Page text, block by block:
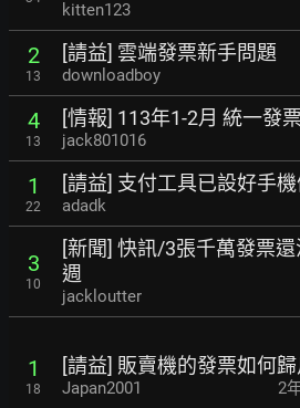
kitten123
2
13
[請益] 雲端發票新手問題
downloadboy
4
13
[情報] 113年1-2月 統一發
jack801016
1
22
[請益] 支付工具已設好手
adadk
3
10
[新聞] 快訊/3張千萬發票
週
jackloutter
1
18
[請益] 販賣機的發票如何歸
Japan2001 2